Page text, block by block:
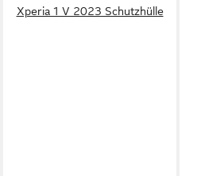
Xperia 1 V 2023 Schutzhülle